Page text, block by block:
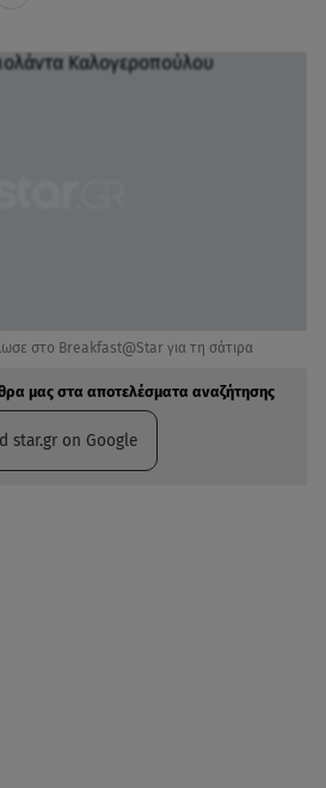
στο Breakfast@Star για τη σάτιρα
μας στα αποτελέσματα αναζήτησης
star.gr on Google